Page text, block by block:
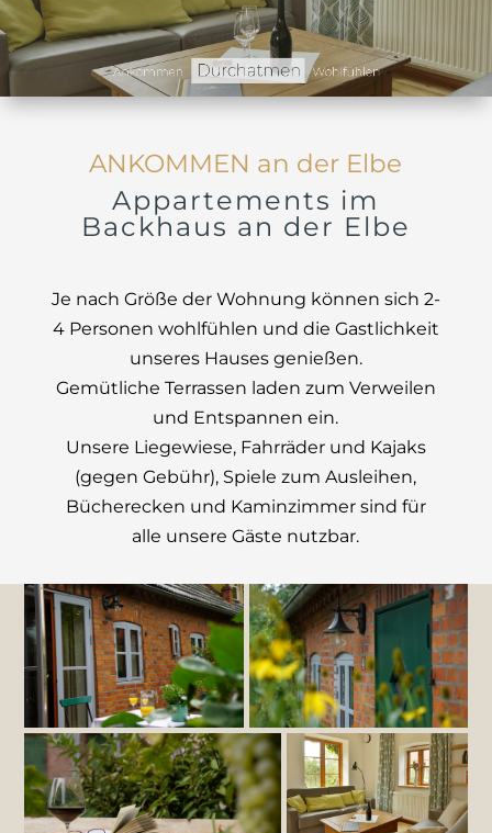
ANKOMMEN an der Elbe
Appartements im
Backhaus an der Elbe
Je nach Größe der Wohnung können sich 2-
4 Personen wohlfühlen und die Gastlichkeit
unseres Hauses genießen.
Gemütliche Terrassen laden zum Verweilen
und Entspannen ein.
Unsere Liegewiese, Fahrräder und Kajaks
(gegen Gebühr), Spiele zum Ausleihen,
Bücherecken und Kaminzimmer sind für
alle unsere Gäste nutzbar.